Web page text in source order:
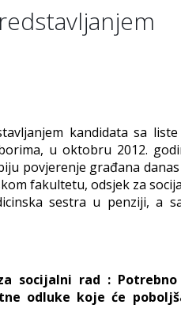
kandidata sa
u oktobru 2012.
povjerenje građana
fakultetu, odsjek za
sestra u penziji, a
socijalni rad :
odluke koje će